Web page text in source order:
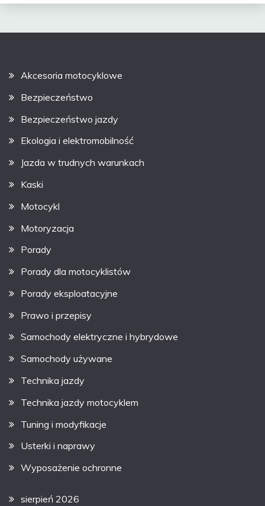
Akcesoria motocyklowe
Bezpieczeństwo
Bezpieczeństwo jazdy
Ekologia i elektromobilność
Jazda w trudnych warunkach
Kaski
Motocykl
Motoryzacja
Porady
Porady dla motocyklistów
Porady eksploatacyjne
Prawo i przepisy
Samochody elektryczne i hybrydowe
Samochody używane
Technika jazdy
Technika jazdy motocyklem
Tuning i modyfikacje
Usterki i naprawy
Wyposażenie ochronne
sierpień 2026